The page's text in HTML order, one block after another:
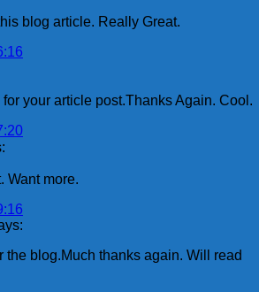
blog article. Really Great.
your article post.Thanks Again. Cool.
Want more.
the blog.Much thanks again. Will read